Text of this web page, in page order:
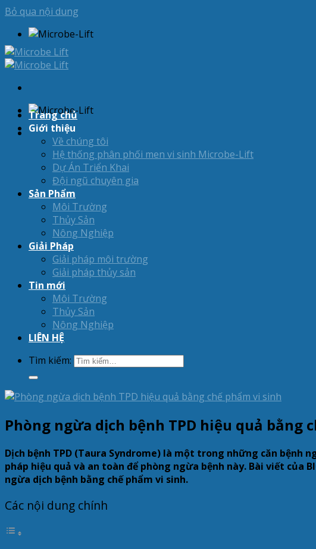
Bỏ qua nội dung
Trang chủ
Giới thiệu
Về chúng tôi
Hệ thống phân phối men vi sinh Microbe-Lift
Dự Án Triển Khai
Đội ngũ chuyên gia
Sản Phẩm
Môi Trường
Thủy Sản
Nông Nghiệp
Giải Pháp
Giải pháp môi trường
Giải pháp thủy sản
Tin mới
Môi Trường
Thủy Sản
Nông Nghiệp
LIÊN HỆ
Tìm kiếm:
Phòng ngừa dịch bệnh TPD hiệu quả bằng
Dịch bệnh TPD (Taura Syndrome) là một trong những căn bệnh
pháp hiệu quả và an toàn để phòng ngừa bệnh này. Bài viết của
ngừa dịch bệnh bằng chế phẩm vi sinh.
Các nội dung chính